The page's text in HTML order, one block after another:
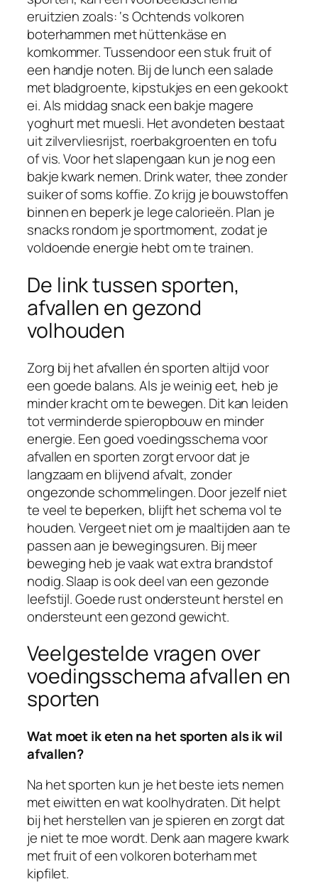
eruitzien zoals: ‘s Ochtends volkoren
boterhammen met hüttenkäse en
komkommer. Tussendoor een stuk fruit of
een handje noten. Bij de lunch een salade
met bladgroente, kipstukjes en een gekookt
ei. Als middag snack een bakje magere
yoghurt met muesli. Het avondeten bestaat
uit zilvervliesrijst, roerbakgroenten en tofu
of vis. Voor het slapengaan kun je nog een
bakje kwark nemen. Drink water, thee zonder
suiker of soms koffie. Zo krijg je bouwstoffen
binnen en beperk je lege calorieën. Plan je
snacks rondom je sportmoment, zodat je
voldoende energie hebt om te trainen.
De link tussen sporten,
afvallen en gezond
volhouden
Zorg bij het afvallen én sporten altijd voor
een goede balans. Als je weinig eet, heb je
minder kracht om te bewegen. Dit kan leiden
tot verminderde spieropbouw en minder
energie. Een goed voedingsschema voor
afvallen en sporten zorgt ervoor dat je
langzaam en blijvend afvalt, zonder
ongezonde schommelingen. Door jezelf niet
te veel te beperken, blijft het schema vol te
houden. Vergeet niet om je maaltijden aan te
passen aan je bewegingsuren. Bij meer
beweging heb je vaak wat extra brandstof
nodig. Slaap is ook deel van een gezonde
leefstijl. Goede rust ondersteunt herstel en
ondersteunt een gezond gewicht.
Veelgestelde vragen over
voedingsschema afvallen en
sporten
Wat moet ik eten na het sporten als ik wil
afvallen?
Na het sporten kun je het beste iets nemen
met eiwitten en wat koolhydraten. Dit helpt
bij het herstellen van je spieren en zorgt dat
je niet te moe wordt. Denk aan magere kwark
met fruit of een volkoren boterham met
kipfilet.